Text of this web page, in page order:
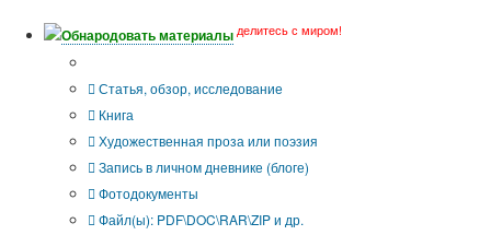
Обнародовать материалы делитесь с миром!
Статья, обзор, исследование
Книга
Художественная проза или поэзия
Запись в личном дневнике (блоге)
Фотодокументы
Файл(ы): PDF\DOC\RAR\ZIP и др.